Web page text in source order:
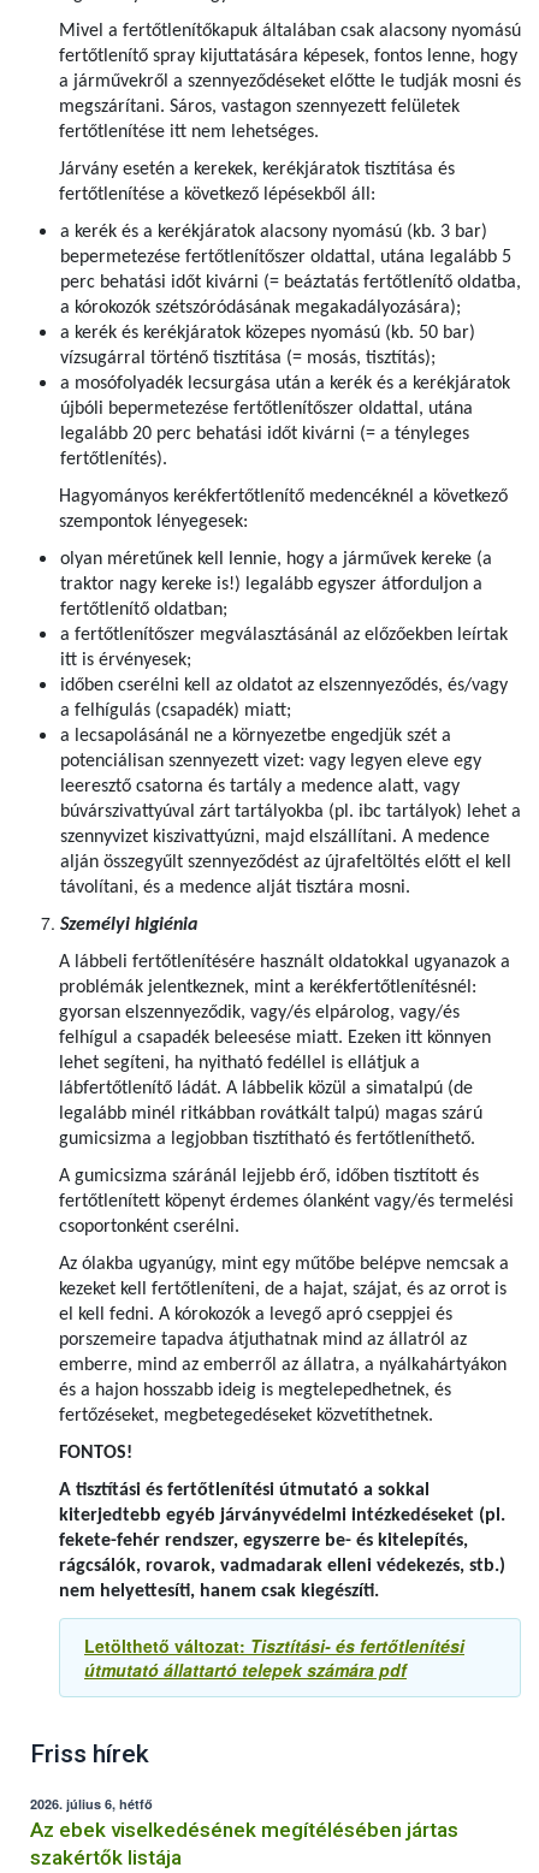
Mivel a fertőtlenítőkapuk általában csak alacsony nyomású
fertőtlenítő spray kijuttatására képesek, fontos lenne, hogy
a járművekről a szennyeződéseket előtte le tudják mosni és
megszárítani. Sáros, vastagon szennyezett felületek
fertőtlenítése itt nem lehetséges.
Járvány esetén a kerekek, kerékjáratok tisztítása és
fertőtlenítése a következő lépésekből áll:
a kerék és a kerékjáratok alacsony nyomású (kb. 3 bar)
bepermetezése fertőtlenítőszer oldattal­, utána legalább 5
perc behatási időt kivárni (= beáztatás fertőtlenítő oldatba,
a kórokozók szétszóródásának megakadályozására);
a kerék és kerékjáratok közepes nyomású (kb. 50 bar)
vízsugárral történő tisztítása (= mosás, tisztítás);
a mosófolyadék lecsurgása után a kerék és a kerékjáratok
újbóli bepermetezése fertőtlenítőszer oldattal­, utána
legalább 20 perc behatási időt kivárni (= a tényleges
fertőtlenítés).
Hagyományos kerékfertőtlenítő medencéknél a következő
szempontok lényegesek:
olyan méretűnek kell lennie, hogy a járművek kereke (a
traktor nagy kereke is!) legalább egyszer átforduljon a
fertőtlenítő oldatban;
a fertőtlenítőszer megválasztásánál az előzőekben leírtak
itt is érvényesek;
időben cserélni kell az oldatot az elszennyeződés, és/vagy
a felhígulás (csapadék) miatt;
a lecsapolásánál ne a környezetbe engedjük szét a
potenciálisan szennyezett vizet: vagy legyen eleve egy
leeresztő csatorna és tartály a medence alatt, vagy
búvárszivattyúval zárt tartályokba (pl. ibc tartályok) lehet a
szennyvizet kiszivattyúzni, majd elszállítani. A medence
alján összegyűlt szennyeződést az újrafeltöltés előtt el kell
távolítani, és a medence alját tisztára mosni.
Személyi higiénia
A lábbeli fertőtlenítésére használt oldatokkal ugyanazok a
problémák jelentkeznek, mint a kerékfertőtlenítésnél:
gyorsan elszennyeződik, vagy/és elpárolog, vagy/és
felhígul a csapadék beleesése miatt. Ezeken itt könnyen
lehet segíteni, ha nyitható fedéllel is ellátjuk a
lábfertőtlenítő ládát. A lábbelik közül a simatalpú (de
legalább minél ritkábban rovátkált talpú) magas szárú
gumicsizma a legjobban tisztítható és fertőtleníthető.
A gumicsizma száránál lejjebb érő, időben tisztított és
fertőtlenített köpenyt érdemes ólanként vagy/és termelési
csoportonként cserélni.
Az ólakba ugyanúgy, mint egy műtőbe belépve nemcsak a
kezeket kell fertőtleníteni, de a hajat, szájat, és az orrot is
el kell fedni. A kórokozók a levegő apró cseppjei és
porszemeire tapadva átjuthatnak mind az állatról az
emberre, mind az emberről az állatra, a nyálkahártyákon
és a hajon hosszabb ideig is megtelepedhetnek, és
fertőzéseket, megbetegedéseket közvetíthetnek.
FONTOS!
A tisztítási és fertőtlenítési útmutató a sokkal
kiterjedtebb egyéb járványvédelmi intézkedéseket (pl.
fekete-fehér rendszer, egyszerre be- és kitelepítés,
rágcsálók, rovarok, vadmadarak elleni védekezés, stb.)
nem helyettesíti, hanem csak kiegészíti.
Letölthető változat: Tisztítási- és fertőtlenítési
útmutató állattartó telepek számára pdf
Friss hírek
2026. július 6, hétfő
Az ebek viselkedésének megítélésében jártas
szakértők listája